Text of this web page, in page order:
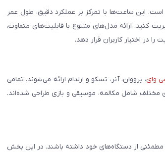
است. این ساعت‌ها با تمرکز بر عملکرد دقیق، طول عمر
کنید. ارائه مدل‌های متنوع با قابلیت‌های متفاوت،
در اختیار کاربران قرار دهد.
وای، پرووان، آنر، تسکو و ارلدام ارائه می‌شوند. تمامی
مختلف شامل مکالمه، موسیقی و بازی طراحی شده‌اند.
و مطمئنی از دستگاه‌های خود داشته باشند. در این بخش